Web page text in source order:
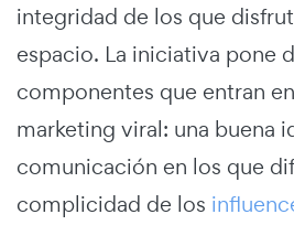
integridad de los que
espacio. La iniciativa pone
componentes que entran
marketing viral: una buena
comunicación en los que
complicidad de los